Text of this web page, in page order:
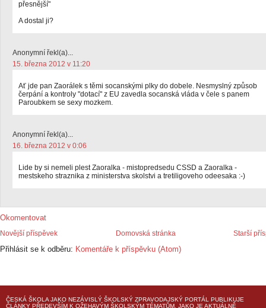
přesnější"
A dostal ji?
Anonymní řekl(a)...
15. března 2012 v 11:20
Ať jde pan Zaorálek s těmi socanskými plky do dobele. Nesmyslný způsob
čerpání a kontroly "dotací" z EU zavedla socanská vláda v čele s panem
Paroubkem se sexy mozkem.
Anonymní řekl(a)...
16. března 2012 v 0:06
Lide by si nemeli plest Zaoralka - mistopredsedu CSSD a Zaoralka -
mestskeho straznika z ministerstva skolstvi a tretiligoveho odeesaka :-)
Okomentovat
Novější příspěvek Starší
Domovská stránka
Přihlásit se k odběru: Komentáře k příspěvku (Atom)
ČESKÁ ŠKOLA JAKO NEZÁVISLÝ ŠKOLSKÝ ZPRAVODAJSKÝ PORTÁL PUBLIKUJE
ČLÁNKY PŘEDEVŠÍM K OŽEHAVÝM ŠKOLSKÝM TÉMATŮM, JAKO JE AKTUÁLNĚ